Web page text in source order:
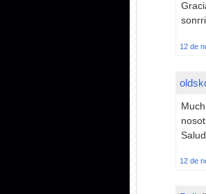
12 de
12 de